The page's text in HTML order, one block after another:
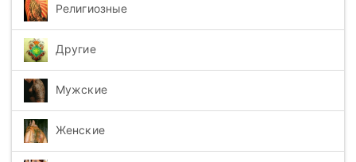
Религиозные
Другие
Мужские
Женские